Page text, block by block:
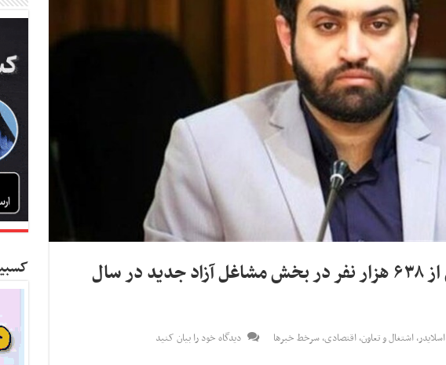
بیمه شدن بیش از ۶۳۸ هزار نفر در بخش مشاغل آزاد جدید در سال
اسلایدر,اشتغال و تعاون,اقتصادی,سرخط خبرها
دیدگاه خود را بیان کنید